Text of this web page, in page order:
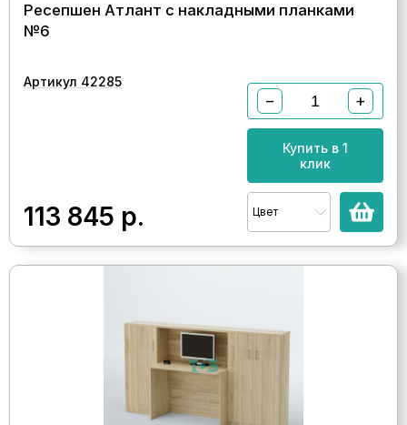
Ресепшен Атлант с накладными планками
№6
Артикул 42285
113 845 р.
− +
Купить в 1
клик
Цвет